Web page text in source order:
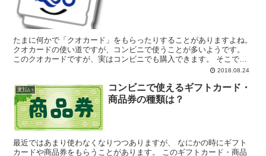
たまに何かで「クオカード」をもらったりすることがありますよね。
クオカードの使い道ですが、コンビニで使うことが多いようです。
このクオカードですが、実はコンビニでも購入できます。 そこで、
コンビニでクオカードが購入できる店舗と、クオカードで...2018.08.24
支払い
コンビニで使えるギフトカード・
商品券の種類は？
最近ではあまり使わなくなりつつありますが、 なにかの時にギフト
カードや商品券をもらうことがあります。 このギフトカード・商品